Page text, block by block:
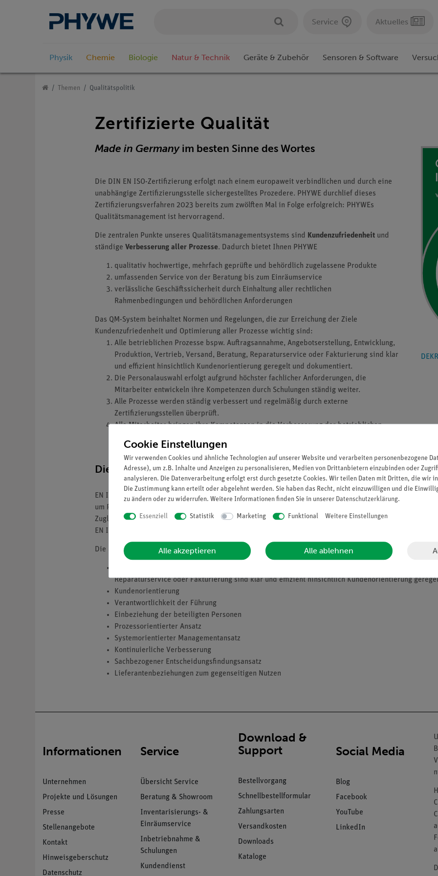
Service Aktuelles
Physik Chemie Biologie Natur & Technik Geräte & Zubehör Sensoren & Software
Themen Qualitätspolitik
Zertifizierte Qualität
Made in Germanyim besten Sinne des Wortes
Die DIN EN ISO-Zertifizierung erfolgt nach einem europaweit verbindlichen und durch eine
unabhängige Zertifizierungsstelle sichergestelltes Prozedere. PHYWE durchlief dieses
Zertifizierungsverfahren 2023 bereits zum zwölften Mal in Folge erfolgreich: PHYWEs
Qualitätsmanagement ist hervorragend.
Die zentralen Punkte unseres Qualitätsmanagementsystems sind Kundenzufriedenheit und
ständige Verbesserung aller Prozesse. Dadurch bietet Ihnen PHYWE
qualitativ hochwertige, mehrfach geprüfte und behördlich zugelassene Produkte
umfassenden Service von der Beratung bis zum Einräumservice
verlässliche Geschäftssicherheit durch Einhaltung aller rechtlichen
Rahmenbedingungen und behördlichen Anforderungen
Das QM-System beinhaltet Normen und Regelungen, die zur Erreichung der Ziele
Kundenzufriedenheit und Optimierung aller Prozesse wichtig sind:
Alle betrieblichen Prozesse bspw. Auftragsannahme, Angebotserstellung, Entwicklung,
Produktion, Vertrieb, Versand, Beratung, Reparaturservice oder Fakturierung sind klar
und effizient hinsichtlich Kundenorientierung geregelt und dokumentiert.
Die Personalauswahl erfolgt aufgrund höchster fachlicher Anforderungen, die
Mitarbeiter entwickeln ihre Kompetenzen durch Schulungen ständig weiter.
Alle Prozesse werden ständig verbessert und regelmäßig durch externe
Zertifizierungsstellen überprüft.
Alle Mitarbeiter bringen ihre Kompetenzen in die Verbesserung der betrieblichen
Die europäische Qualitätsmanagementnorm EN ISO 9001
EN ISO 9001 legt die Mindestanforderungen an ein Qualitätsmanagementsystem (QM-System) fest,
um Produkte und Dienstleistungen bereitzustellen können, welche die Kundenerwartungen sowie
Zugleich soll das Managementsystem einem stetigen Verbesserungsprozess unterliegen. Die aktuell
EN ISO 9001:2015. Informationen zur Norm finden sich auf der
Die acht Grundsätze des Qualitätsmanagements:
Reparaturservice oder Fakturierung sind klar und effizient hinsichtlich Kundenorientierung
Kundenorientierung
Verantwortlichkeit der Führung
Einbeziehung der beteiligten Personen
Prozessorientierter Ansatz
Systemorientierter Managementansatz
Kontinuierliche Verbesserung
Sachbezogener Entscheidungsfindungsansatz
Lieferantenbeziehungen zum gegenseitigen Nutzen
Informationen
Unternehmen
Projekte und Lösungen
Presse
Stellenangebote
Kontakt
Hinweisgeberschutz
Datenschutz
Service
Übersicht Service
Beratung & Showroom
Inventarisierungs- &
Einräumservice
Inbetriebnahme &
Schulungen
Kundendienst
Download &
Support
Bestellvorgang
Schnellbestellformular
Zahlungsarten
Versandkosten
Downloads
Kataloge
Social Media
Blog
Facebook
YouTube
LinkedIn
Cookie Einstellungen
Wir verwenden Cookies und ähnliche Technologien auf unserer Website und verarbeiten personenbezogene
Adresse), um z.B. Inhalte und Anzeigen zu personalisieren, Medien von Drittanbietern einzubinden oder
analysieren. Die Datenverarbeitung erfolgt erst durch gesetzte Cookies. Wir teilen Daten mit Dritten, die wir
Die Zustimmung kann erteilt oder abgelehnt werden. Sie haben das Recht, nicht einzuwilligen und die
zu ändern oder zu widerrufen. Weitere Informationen finden Sie in unserer Daten­schutz­erklärung.
Essenziell Statistik Marketing Funktional Weitere Einstellungen
Alle akzeptieren Alle ablehnen